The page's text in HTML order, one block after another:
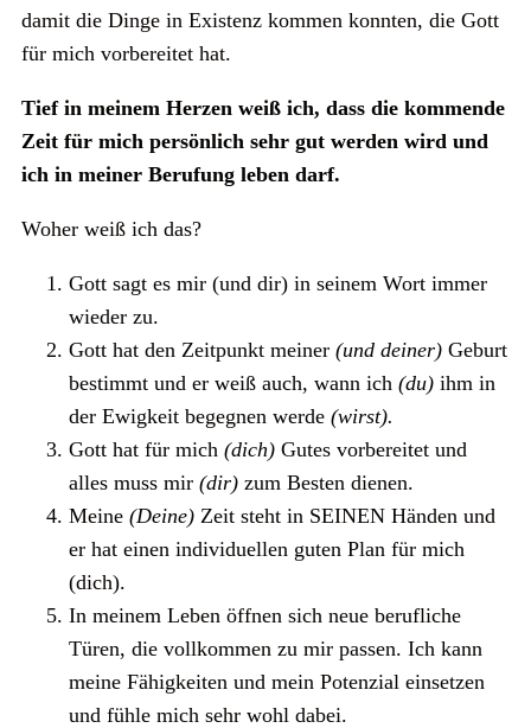
damit die Dinge in Existenz kommen konnten, die Gott
für mich vorbereitet hat.
Tief in meinem Herzen weiß ich, dass die kommende
Zeit für mich persönlich sehr gut werden wird und
ich in meiner Berufung leben darf.
Woher weiß ich das?
Gott sagt es mir (und dir) in seinem Wort immer
wieder zu.
Gott hat den Zeitpunkt meiner (und deiner) Geburt
bestimmt und er weiß auch, wann ich (du) ihm in
der Ewigkeit begegnen werde (wirst).
Gott hat für mich (dich) Gutes vorbereitet und
alles muss mir (dir) zum Besten dienen.
Meine (Deine) Zeit steht in SEINEN Händen und
er hat einen individuellen guten Plan für mich
(dich).
In meinem Leben öffnen sich neue berufliche
Türen, die vollkommen zu mir passen. Ich kann
meine Fähigkeiten und mein Potenzial einsetzen
und fühle mich sehr wohl dabei.